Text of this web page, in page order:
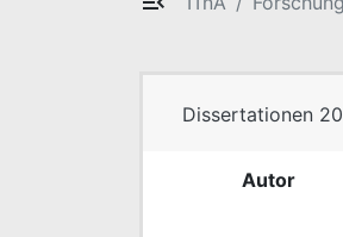
Dissertationen
Autor